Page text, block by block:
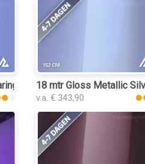
Purple 3075 folie
18 mtr Gloss Metallic
v.a. € 343,90